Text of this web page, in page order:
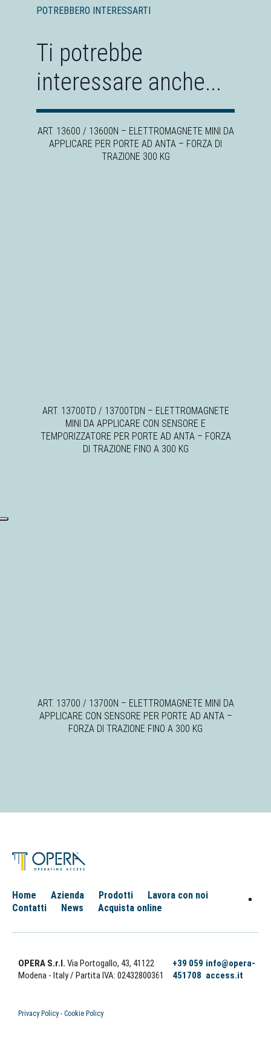
POTREBBERO INTERESSARTI
Ti potrebbe
interessare anche...
ART. 13600 / 13600N – ELETTROMAGNETE MINI DA
APPLICARE PER PORTE AD ANTA – FORZA DI
TRAZIONE 300 KG
ART. 13700TD / 13700TDN – ELETTROMAGNETE
MINI DA APPLICARE CON SENSORE E
TEMPORIZZATORE PER PORTE AD ANTA – FORZA
DI TRAZIONE FINO A 300 KG
ART. 13700 / 13700N – ELETTROMAGNETE MINI DA
APPLICARE CON SENSORE PER PORTE AD ANTA –
FORZA DI TRAZIONE FINO A 300 KG
Home Azienda Prodotti
Lavora con noi
Contatti
News Acquista online
OPERA S.r.l. Via Portogallo, 43, 41122
Modena - Italy/ Partita IVA: 02432800361
+39 059
451708
info@opera-
access.it
Privacy Policy- Cookie Policy